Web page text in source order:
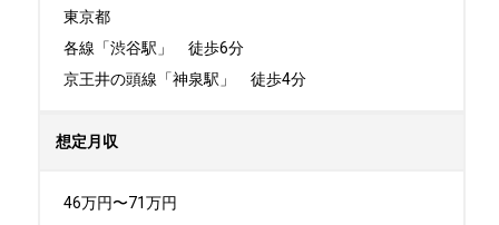
東京都
各線「渋谷駅」　徒歩6分
京王井の頭線「神泉駅」　徒歩4分
想定月収
46万円〜71万円